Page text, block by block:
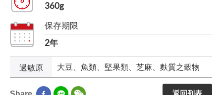
360g
保存期限
2年
過敏原 大豆、魚類、堅果類、芝麻、麩質之穀物
返回列表